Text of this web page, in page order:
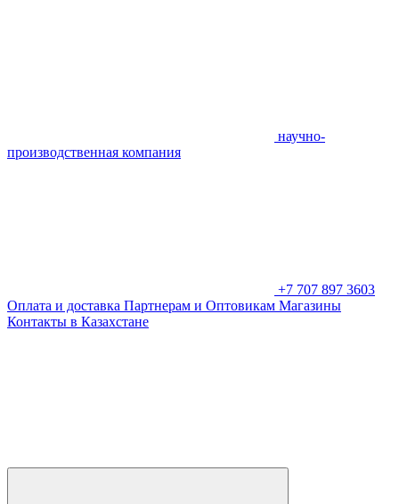
научно-
производственная компания
+7 707 897 3603
Оплата и доставка Партнерам и Оптовикам Магазины
Контакты в Казахстане